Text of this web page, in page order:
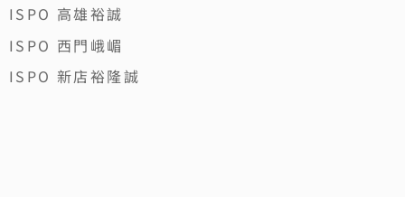
ISPO 高雄裕誠
ISPO 西門峨嵋
ISPO 新店裕隆誠